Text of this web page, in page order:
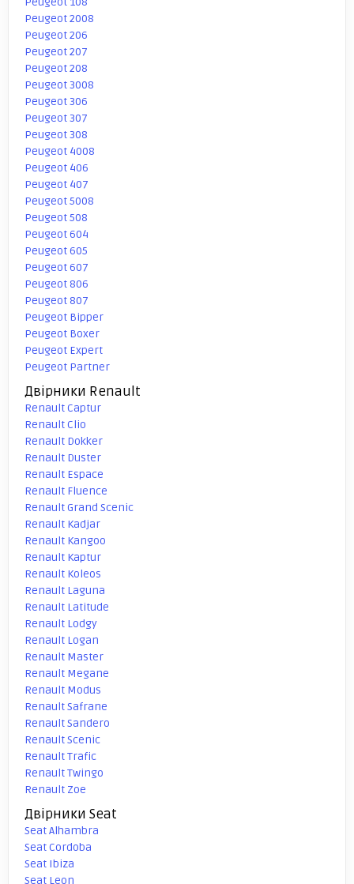
Peugeot 2008
Peugeot 206
Peugeot 207
Peugeot 208
Peugeot 3008
Peugeot 306
Peugeot 307
Peugeot 308
Peugeot 4008
Peugeot 406
Peugeot 407
Peugeot 5008
Peugeot 508
Peugeot 604
Peugeot 605
Peugeot 607
Peugeot 806
Peugeot 807
Peugeot Bipper
Peugeot Boxer
Peugeot Expert
Peugeot Partner
Двірники Renault
Renault Captur
Renault Clio
Renault Dokker
Renault Duster
Renault Espace
Renault Fluence
Renault Grand Scenic
Renault Kadjar
Renault Kangoo
Renault Kaptur
Renault Koleos
Renault Laguna
Renault Latitude
Renault Lodgy
Renault Logan
Renault Master
Renault Megane
Renault Modus
Renault Safrane
Renault Sandero
Renault Scenic
Renault Trafic
Renault Twingo
Renault Zoe
Двірники Seat
Seat Alhambra
Seat Cordoba
Seat Ibiza
Seat Leon